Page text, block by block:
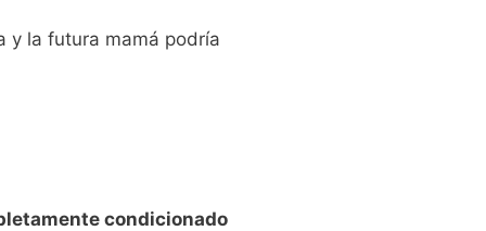
y la futura mamá podría
condicionado